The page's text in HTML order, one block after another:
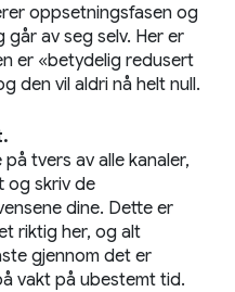
oppsetningsfasen og
av seg selv. Her er
er «betydelig redusert
den vil aldri nå helt null.
tvers av alle kanaler,
og skriv de
dine. Dette er
riktig her, og alt
gjennom det er
vakt på ubestemt tid.